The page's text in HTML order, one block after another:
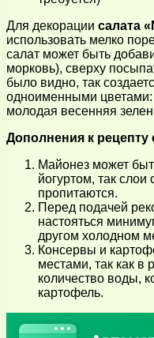
Для декорации салата
использовать мелко
салат может быть
морковь), сверху
было видно, так
одноименными
молодая весенняя
Дополнения к рецепту
Майонез может
йогуртом, так
пропитаются.
Перед подачей
настояться
другом холодном
Консервы и
местами, так как в
количество воды,
картофель.